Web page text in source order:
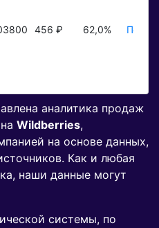
456 ₽ 62,0%
аналитика продаж
на Wildberries,
на основе данных,
Как и любая
наши данные могут
системы, по